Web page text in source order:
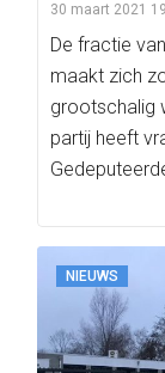
30 maart 2021
De fractie
maakt zich
grootschalig
partij heeft
NIEUWS